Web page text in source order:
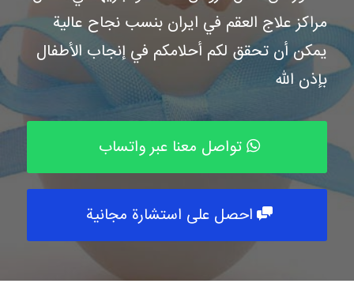
مراكز علاج العقم في ايران بنسب نجاح عالية
يمكن أن تحقق لكم أحلامكم في إنجاب الأطفال
بإذن الله
تواصل معنا عبر واتساب
احصل على استشارة مجانية
ما هو العلاج المطلوب؟
أي خيار يصف حالتك؟
البحث عن إجراء العلاج المناسب والحصول على استشارة ما قبل العلاج